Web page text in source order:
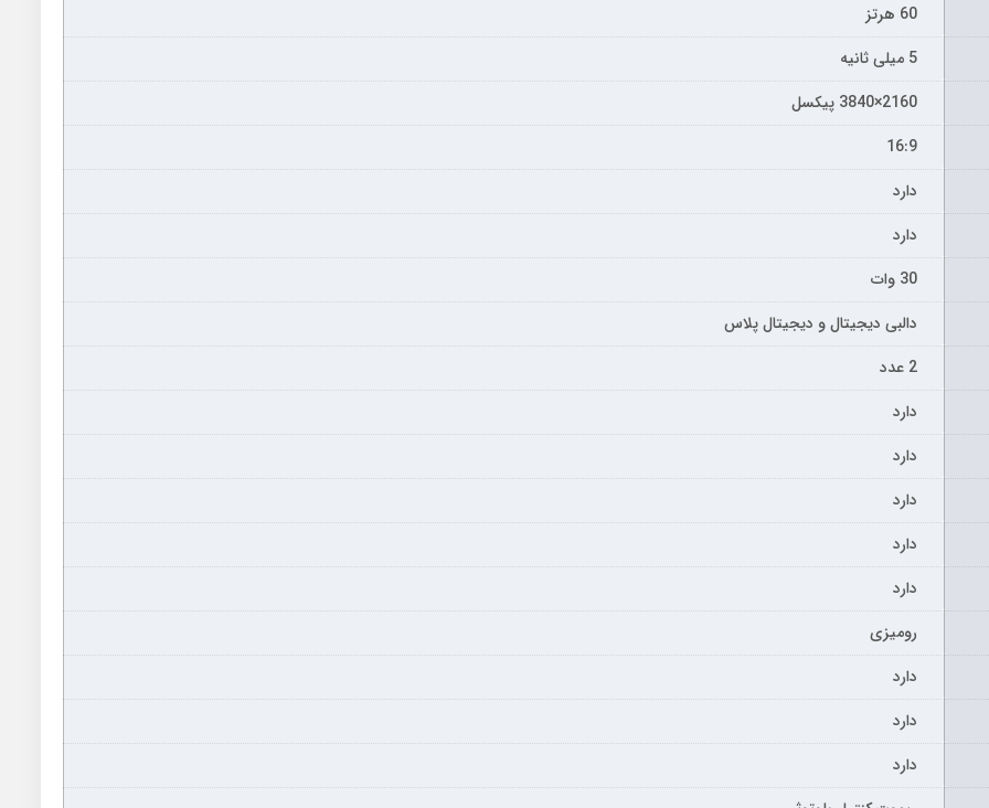
60 هرتز
5 میلی ثانیه
2160×3840 پیکسل
16:9
دارد
دارد
30 وات
دالبی دیجیتال و دیجیتال پلاس
2 عدد
دارد
دارد
دارد
دارد
دارد
رومیزی
دارد
دارد
دارد